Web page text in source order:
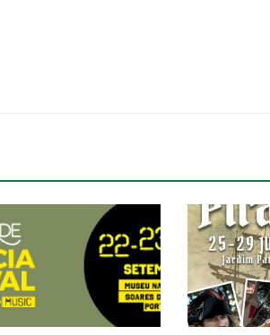
de
Montemor-o-Velho
às plantas
Revista Descla Jun 8, 2022 3705